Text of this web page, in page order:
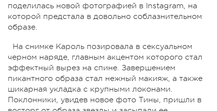
поделилась новой фотографией в Instagram, на
которой предстала в довольно соблазнительном
образе.
На снимке Кароль позировала в сексуальном
черном наряде, главным акцентом которого стал
эффектный вырез на спине. Завершением
пикантного образа стал нежный макияж, а также
шикарная укладка с крупными локонами.
Поклонники, увидев новое фото Тины, пришли в